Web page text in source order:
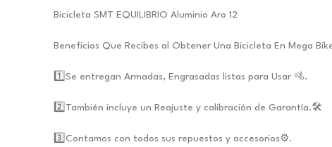
Bicicleta SMT EQUILIBRIO Aluminio Aro 12
Beneficios Que Recibes al Obtener Una Bicicleta En Mega
1️⃣Se entregan Armadas, Engrasadas listas para Usar 🚵.
2️⃣También incluye un Reajuste y calibración de Garantía.🛠️
3️⃣Contamos con todos sus repuestos y accesorios⚙️.